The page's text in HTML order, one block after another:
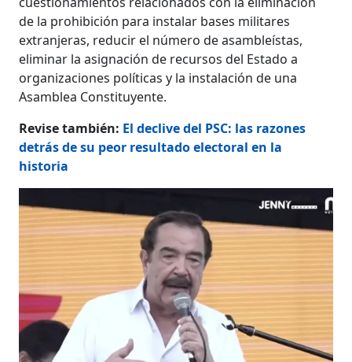
de la prohibición para instalar bases militares
extranjeras, reducir el número de asambleístas,
eliminar la asignación de recursos del Estado a
organizaciones políticas y la instalación de una
Asamblea Constituyente.
Revise también: El declive del PSC: las razones
detrás de su peor resultado electoral en la
historia